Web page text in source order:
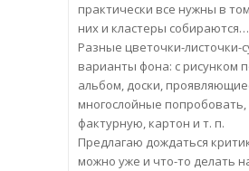
практически все нужны в
них и кластеры
Разные цветочки-листочки-
варианты фона: с рисунком
альбом, доски,
многослойные
фактурную, картон и т. п.
Предлагаю дождаться
можно уже и что-то делать